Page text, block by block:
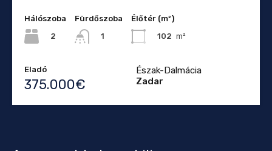
Hálószoba
2
Fürdőszoba
1
Élőtér (m²)
102 m²
Eladó
375.000€
Észak-Dalmácia
Zadar